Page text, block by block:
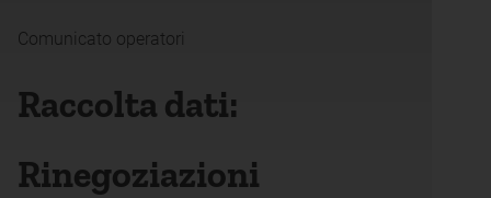
Comunicato operatori
Raccolta dati:
Rinegoziazioni